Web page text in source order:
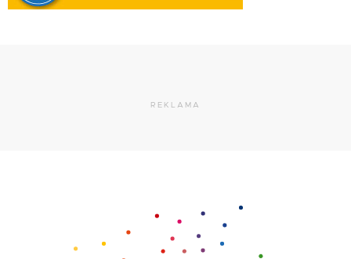
REKLAMA